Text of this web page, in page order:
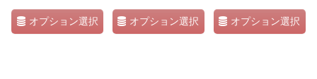
オプション選択 オプション選択 オプション選択